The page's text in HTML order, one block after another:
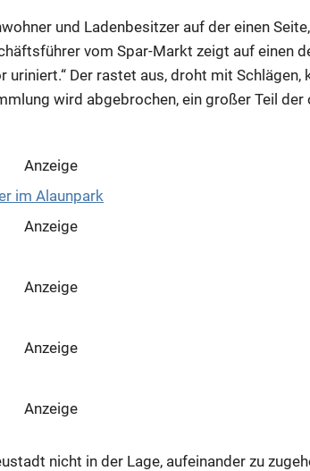
und Ladenbesitzer auf der einen
vom Spar-Markt zeigt auf einen
uriniert.“ Der rastet aus, droht mit Schlägen,
wird abgebrochen, ein großer Teil der
Anzeige
Anzeige
Anzeige
Anzeige
Anzeige
nicht in der Lage, aufeinander zu